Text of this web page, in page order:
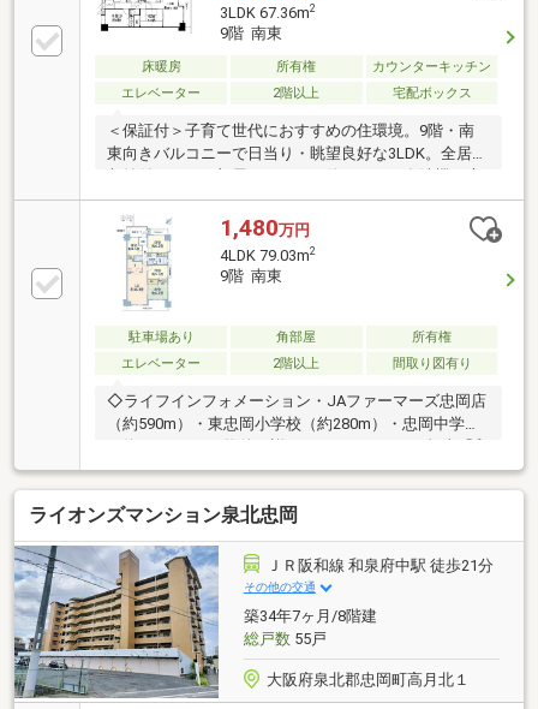
3LDK 67.36m2
9階 南東
床暖房 所有権
カウンターキッチン
エレベーター
2階以上 宅配ボックス
＜保証付＞子育て世代におすすめの住環境。9階・南
東向きバルコニーで日当り・眺望良好な3LDK。全居室
暖房など設備も充実。宅配BOX付きマンションです。
1,480万円
4LDK 79.03m2
9階 南東
駐車場あり 角部屋
所有権
エレベーター
2階以上 間取り図有り
◇ライフインフォメーション・JAファーマーズ忠岡店
（約590m）・東忠岡小学校（約280m）・忠岡中学校
田」までご連絡お待ちしております。フリーコール：
0120-109-582住戸数:71戸
ライオンズマンション泉北忠岡
ＪＲ阪和線 和泉府中駅 徒歩21分
その他の交通
築34年7ヶ月/8階建
総戸数55戸
大阪府泉北郡忠岡町高月北１